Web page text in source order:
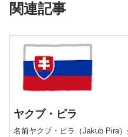
関連記事
ヤクブ・ピラ
名前ヤクブ・ピラ（Jakub Pira